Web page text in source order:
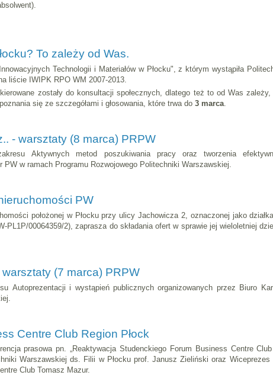
To zależy od Was.
Technologii i Materiałów w Płocku", z którym wystąpiła
liście IWIPK RPO WM 2007-2013.
zostały do konsultacji społecznych, dlatego też to od Was
się ze szczegółami i głosowania, które trwa do 3 marca
- warsztaty (8 marca) PRPW
Aktywnych metod poszukiwania pracy oraz tworzenia
w ramach Programu Rozwojowego Politechniki Warszawskiej.
PW
położonej w Płocku przy ulicy Jachowicza 2, oznaczonej jako
PL1P/00064359/2), zaprasza do składania ofert w sprawie jej wieloletniej
(7 marca) PRPW
Autoprezentacji i wystąpień publicznych organizowanych przez Biuro
Centre Club Region Płock
prasowa pn. „Reaktywacja Studenckiego Forum Business Centre
Warszawskiej ds. Filii w Płocku prof. Janusz Zieliński oraz Wiceprezes
Club Tomasz Mazur.